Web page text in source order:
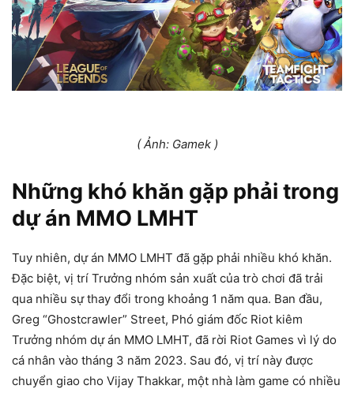
( Ảnh: Gamek )
Những khó khăn gặp phải trong
dự án MMO LMHT
Tuy nhiên, dự án MMO LMHT đã gặp phải nhiều khó khăn.
Đặc biệt, vị trí Trưởng nhóm sản xuất của trò chơi đã trải
qua nhiều sự thay đổi trong khoảng 1 năm qua. Ban đầu,
Greg “Ghostcrawler” Street, Phó giám đốc Riot kiêm
Trưởng nhóm dự án MMO LMHT, đã rời Riot Games vì lý do
cá nhân vào tháng 3 năm 2023. Sau đó, vị trí này được
chuyển giao cho Vijay Thakkar, một nhà làm game có nhiều